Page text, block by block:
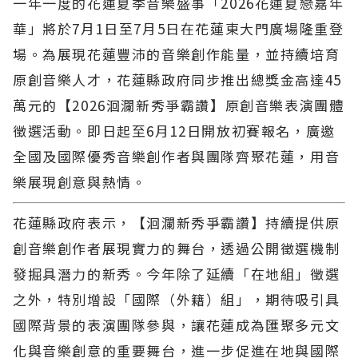
華」將於7月1日至7月5日在花蓮東大門廣場隆重登
場。為展現花蓮豐沛的音樂創作能量，並持續培育
原創音樂人才，花蓮縣政府同步推出總獎金高達45
萬元的【2026洄瀾新秀爭霸讚】原創音樂表演團體
徵選活動。即日起至6月12日開放初賽報名，廣邀
全國及國際優秀音樂創作者與團隊齊聚花蓮，用音
樂展現創意與熱情。
花蓮縣政府表示，【洄瀾新秀爭霸讚】持續提供原
創音樂創作者展現實力的舞台，透過公開徵選機制
發掘具潛力的新秀。今年除了延續「在地組」徵選
之外，特別增設「國際（外籍）組」，期待吸引具
國際背景的表演團隊參與，讓花蓮成為匯聚多元文
化與音樂創意的重要舞台，進一步促進在地與國際